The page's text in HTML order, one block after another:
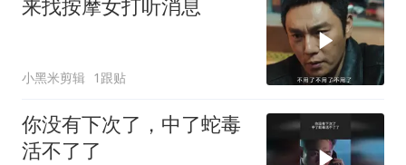
来找按摩女打听消息
小黑米剪辑 1跟贴
你没有下次了，中了蛇毒
活不了了